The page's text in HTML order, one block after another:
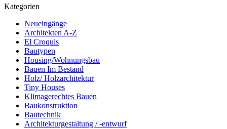
Kategorien
Neueingänge
Architekten A-Z
El Croquis
Bautypen
Housing/Wohnungsbau
Bauen Im Bestand
Holz/ Holzarchitektur
Tiny Houses
Klimagerechtes Bauen
Baukonstruktion
Bautechnik
Architekturgestaltung / -entwurf